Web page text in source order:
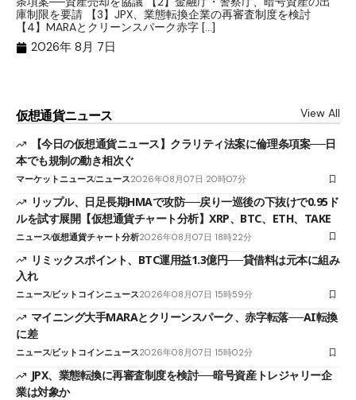
庫制限を要請 【3】JPX、業態転換企業の再審査制度を検討
【4】MARAとクリーンスパーク赤字 […]
2026年 8月 7日
仮想通貨ニュース View All
【今日の仮想通貨ニュース】クラリティ法案に倫理条項案──日
本でも規制の動き相次ぐ
マーケットニュースニュース2026年08月07日 20時07分
リップル、日足長期HMAで攻防──戻り一巡後の下抜けで0.95ド
ルを試す展開【仮想通貨チャート分析】XRP、BTC、ETH、TAKE
ニュース仮想通貨チャート分析2026年08月07日 18時22分
リミックスポイント、BTC運用益1.3億円──貸借料は元本に組み
入れ
ニュースビットコインニュース2026年08月07日 15時59分
マイニング大手MARAとクリーンスパーク、赤字転落──AI転換
に差
ニュースビットコインニュース2026年08月07日 15時02分
JPX、業態転換に再審査制度を検討──暗号資産トレジャリー企
業は対象か